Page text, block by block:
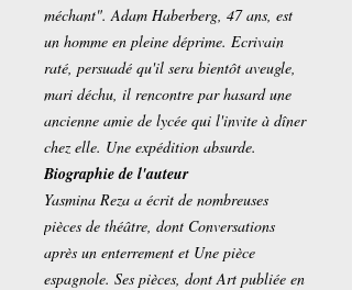
méchant". Adam Haberberg, 47 ans, est
un homme en pleine déprime. Ecrivain
raté, persuadé qu'il sera bientôt aveugle,
mari déchu, il rencontre par hasard une
ancienne amie de lycée qui l'invite à dîner
chez elle. Une expédition absurde.
Biographie de l'auteur
Yasmina Reza a écrit de nombreuses
pièces de théâtre, dont Conversations
après un enterrement et Une pièce
espagnole. Ses pièces, dont Art publiée en